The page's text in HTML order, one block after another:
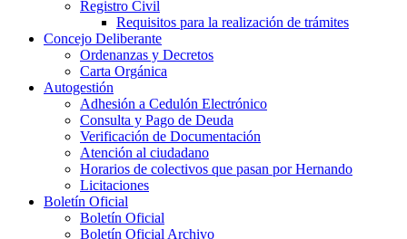
Registro Civil
Requisitos para la realización de trámites
Concejo Deliberante
Ordenanzas y Decretos
Carta Orgánica
Autogestión
Adhesión a Cedulón Electrónico
Consulta y Pago de Deuda
Verificación de Documentación
Atención al ciudadano
Horarios de colectivos que pasan por Hernando
Licitaciones
Boletín Oficial
Boletín Oficial
Boletín Oficial Archivo